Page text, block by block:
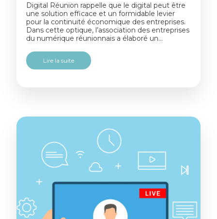
Digital Réunion rappelle que le digital peut être
une solution efficace et un formidable levier
pour la continuité économique des entreprises.
Dans cette optique, l’association des entreprises
du numérique réunionnais a élaboré un…
Lire la suite